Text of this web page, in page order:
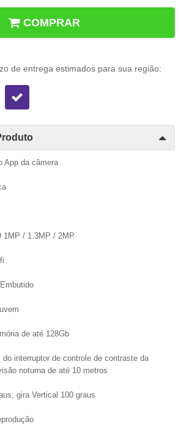
COMPRAR
de entrega estimados para sua região:
App da câmera
1MP / 1.3MP / 2MP
de até 128Gb
interruptor de controle de contraste da
noturna de até 10 metros
gira Vertical 100 graus